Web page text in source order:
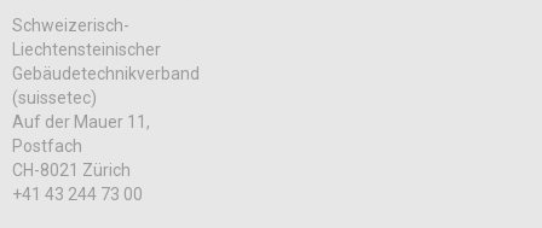
Schweizerisch-
Liechtensteinischer
Gebäudetechnikverband
(suissetec)
Auf der Mauer 11,
Postfach
CH-8021 Zürich
+41 43 244 73 00